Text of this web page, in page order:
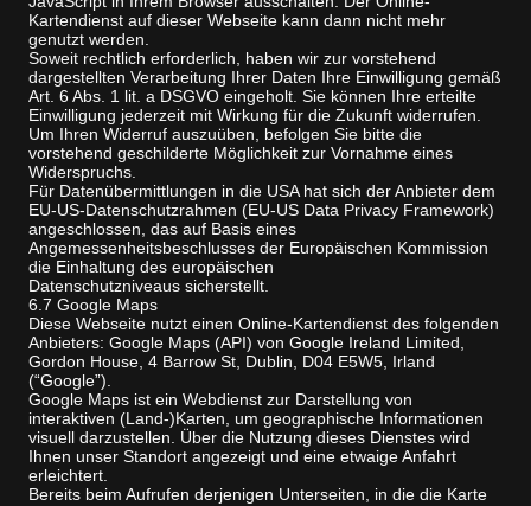
Kartendienst auf dieser Webseite kann dann nicht mehr
genutzt werden.
Soweit rechtlich erforderlich, haben wir zur vorstehend
dargestellten Verarbeitung Ihrer Daten Ihre Einwilligung gemäß
Art. 6 Abs. 1 lit. a DSGVO eingeholt. Sie können Ihre erteilte
Einwilligung jederzeit mit Wirkung für die Zukunft widerrufen.
Um Ihren Widerruf auszuüben, befolgen Sie bitte die
vorstehend geschilderte Möglichkeit zur Vornahme eines
Widerspruchs.
Für Datenübermittlungen in die USA hat sich der Anbieter dem
EU-US-Datenschutzrahmen (EU-US Data Privacy Framework)
angeschlossen, das auf Basis eines
Angemessenheitsbeschlusses der Europäischen Kommission
die Einhaltung des europäischen
Datenschutzniveaus sicherstellt.
6.7 Google Maps
Diese Webseite nutzt einen Online-Kartendienst des folgenden
Anbieters: Google Maps (API) von Google Ireland Limited,
Gordon House, 4 Barrow St, Dublin, D04 E5W5, Irland
(“Google”).
Google Maps ist ein Webdienst zur Darstellung von
interaktiven (Land-)Karten, um geographische Informationen
visuell darzustellen. Über die Nutzung dieses Dienstes wird
Ihnen unser Standort angezeigt und eine etwaige Anfahrt
erleichtert.
Bereits beim Aufrufen derjenigen Unterseiten, in die die Karte